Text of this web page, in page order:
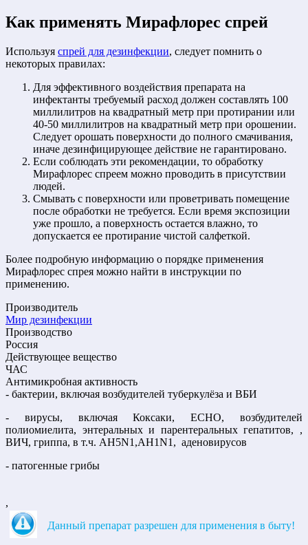
Как применять Мирафлорес спрей
Используя спрей для дезинфекции, следует помнить о
некоторых правилах:
Для эффективного воздействия препарата на
инфектанты требуемый расход должен составлять 100
миллилитров на квадратный метр при протирании или
40-50 миллилитров на квадратный метр при орошении.
Следует орошать поверхности до полного смачивания,
иначе дезинфицирующее действие не гарантировано.
Если соблюдать эти рекомендации, то обработку
Мирафлорес спреем можно проводить в присутствии
людей.
Смывать с поверхности или проветривать помещение
после обработки не требуется. Если время экспозиции
уже прошло, а поверхность остается влажно, то
допускается ее протирание чистой салфеткой.
Более подробную информацию о порядке применения
Мирафлорес спрея можно найти в инструкции по
применению.
Производитель
Мир дезинфекции
Производство
Россия
Действующее вещество
ЧАС
Антимикробная активность
- бактерии, включая возбудителей туберкулёза и ВБИ
- вирусы, включая Коксаки, ЕСНО, возбудителей
полиомиелита, энтеральных и парентеральных гепатитов, ,
ВИЧ, гриппа, в т.ч. AH5N1,AH1N1, аденовирусов
- патогенные грибы
,
Данный препарат разрешен для применения в быту!